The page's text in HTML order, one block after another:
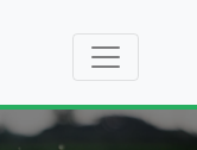
de acciones